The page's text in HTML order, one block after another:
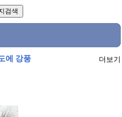
에 강풍 더보기